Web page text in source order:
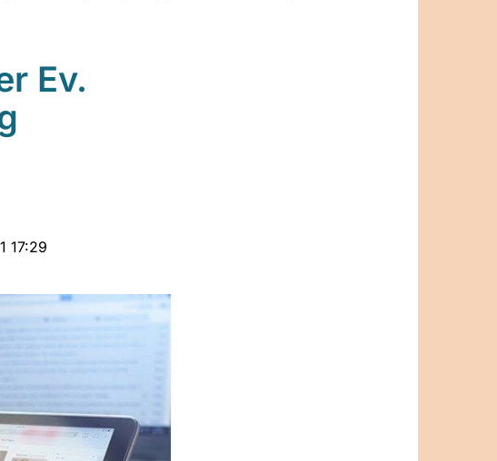
Ev.
17:29